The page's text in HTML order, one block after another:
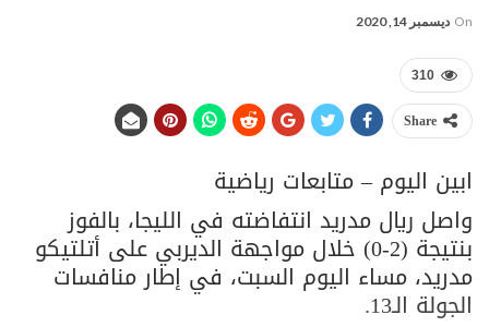
On ديسمبر 14, 2020
310
Share
ابين اليوم – متابعات رياضية
واصل ريال مدريد انتفاضته في الليجا، بالفوز
بنتيجة (2-0) خلال مواجهة الديربي على أتلتيكو
مدريد، مساء اليوم السبت، في إطار منافسات
الجولة الـ13.